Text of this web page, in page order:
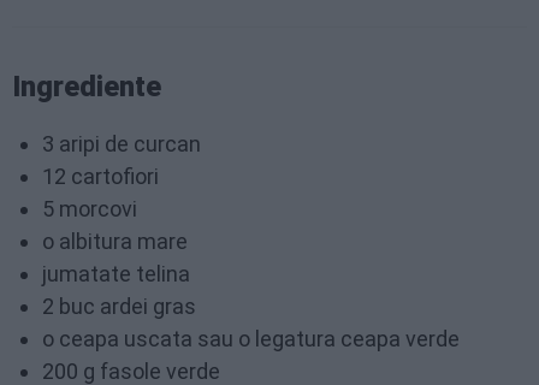
Ingrediente
3 aripi de curcan
12 cartofiori
5 morcovi
o albitura mare
jumatate telina
2 buc ardei gras
o ceapa uscata sau o legatura ceapa verde
200 g fasole verde